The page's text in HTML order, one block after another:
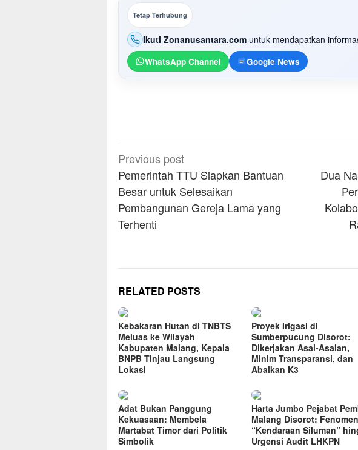
Tetap Terhubung
Ikuti Zonanusantara.com untuk mendapatkan
WhatsApp Channel Google News
Post
navigation
Previous post
Pemerintah TTU Siapkan Bantuan
Besar untuk Selesaikan
Pembangunan Gereja Lama yang
Terhenti
Dua
RELATED POSTS
Kebakaran Hutan di TNBTS
Meluas ke Wilayah
Kabupaten Malang, Kepala
BNPB Tinjau Langsung
Lokasi
Proyek Irigasi di
Sumberpucung Disorot:
Dikerjakan Asal-Asalan,
Minim Transparansi, dan
Abaikan K3
Adat Bukan Panggung
Kekuasaan: Membela
Martabat Timor dari Politik
Simbolik
Harta Jumbo Pejabat
Malang Disorot:
“Kendaraan Siluman”
Urgensi Audit LHKPN